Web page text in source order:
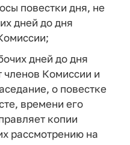
повестки дня, не
дней до дня
дней до дня
Комиссии и
о повестке
времени его
копии
рассмотрению на